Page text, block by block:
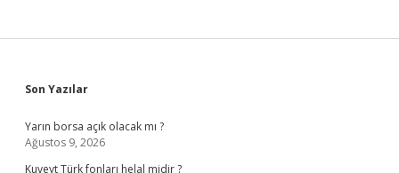
Sidebar
Son Yazılar
Yarın borsa açık olacak mı ?
Ağustos 9, 2026
Kuveyt Türk fonları helal midir ?